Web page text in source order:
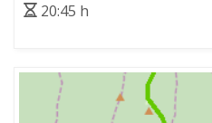
20:45 h